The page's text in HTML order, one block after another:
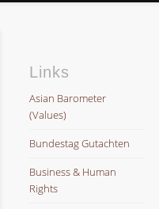
Links
Asian Barometer
(Values)
Bundestag Gutachten
Business & Human
Rights